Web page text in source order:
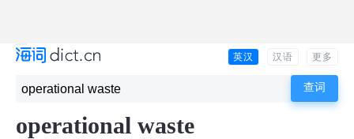
英汉 汉语 更多
operational waste